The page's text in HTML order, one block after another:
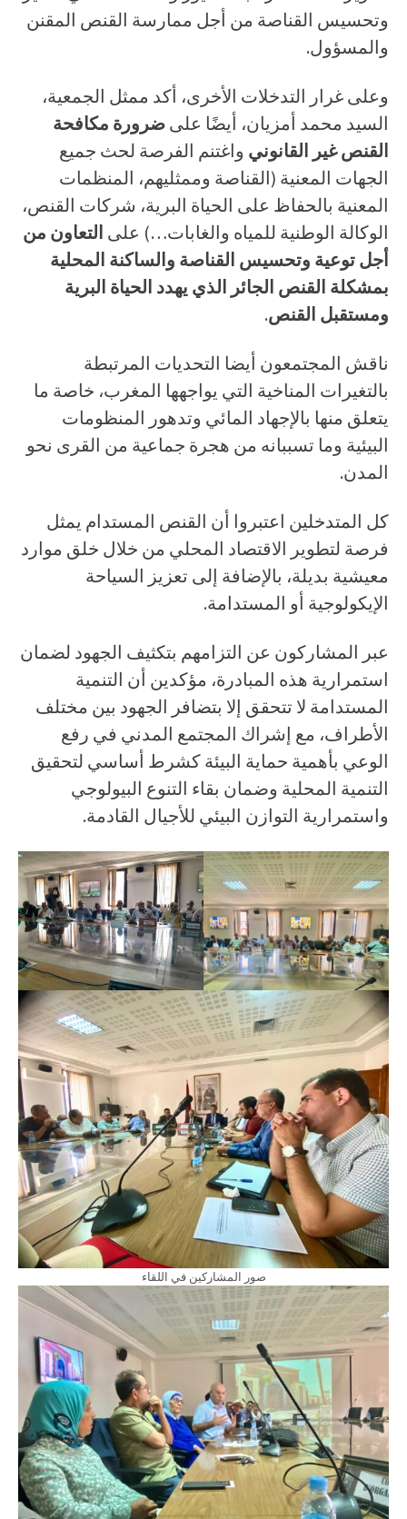
وتحسيس القناصة من أجل ممارسة القنص المقنن
والمسؤول.
وعلى غرار التدخلات الأخرى، أكد ممثل الجمعية،
السيد محمد أمزيان، أيضًا على ضرورة مكافحة
القنص غير القانوني واغتنم الفرصة لحث جميع
الجهات المعنية (القناصة وممثليهم، المنظمات
المعنية بالحفاظ على الحياة البرية، شركات القنص،
الوكالة الوطنية للمياه والغابات…) على التعاون من
أجل توعية وتحسيس القناصة والساكنة المحلية
بمشكلة القنص الجائر الذي يهدد الحياة البرية
ومستقبل القنص.
ناقش المجتمعون أيضا التحديات المرتبطة
بالتغيرات المناخية التي يواجهها المغرب، خاصة ما
يتعلق منها بالإجهاد المائي وتدهور المنظومات
البيئية وما تسببانه من هجرة جماعية من القرى نحو
المدن.
كل المتدخلين اعتبروا أن القنص المستدام يمثل
فرصة لتطوير الاقتصاد المحلي من خلال خلق موارد
معيشية بديلة، بالإضافة إلى تعزيز السياحة
الإيكولوجية أو المستدامة.
عبر المشاركون عن التزامهم بتكثيف الجهود لضمان
استمرارية هذه المبادرة، مؤكدين أن التنمية
المستدامة لا تتحقق إلا بتضافر الجهود بين مختلف
الأطراف، مع إشراك المجتمع المدني في رفع
الوعي بأهمية حماية البيئة كشرط أساسي لتحقيق
التنمية المحلية وضمان بقاء التنوع البيولوجي
واستمرارية التوازن البيئي للأجيال القادمة.
صور المشاركين في اللقاء